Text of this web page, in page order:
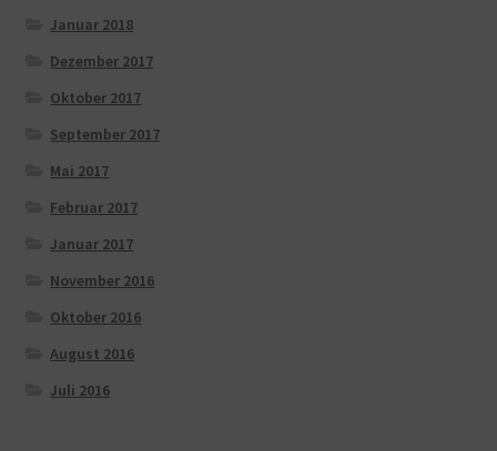
Januar 2018
Dezember 2017
Oktober 2017
September 2017
Mai 2017
Februar 2017
Januar 2017
November 2016
Oktober 2016
August 2016
Juli 2016